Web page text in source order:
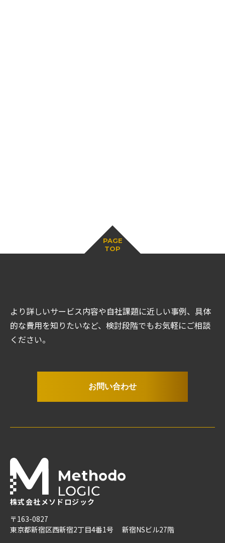
PAGE
TOP
より詳しいサービス内容や自社課題に近しい事例、具体
的な費用を知りたいなど、検討段階でもお気軽にご相談
ください。
お問い合わせ
株式会社メソドロジック
〒163-0827
東京都新宿区西新宿2丁目4番1号
新宿NSビル27階